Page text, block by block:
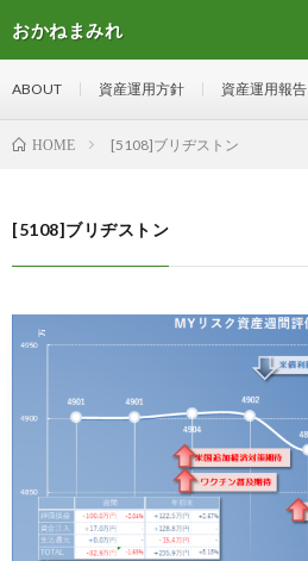
おかねまみれ
ABOUT 資産運用方針 資産運用報告
HOME [5108]ブリヂストン
[5108]ブリヂストン